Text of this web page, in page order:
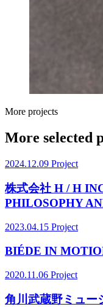
More projects
More selected
2024.12.09 Project
株式会社 H / H
PHILOSOPHY
2023.04.15 Project
BIÉDE IN
2020.11.06 Project
角川武蔵野ミュ